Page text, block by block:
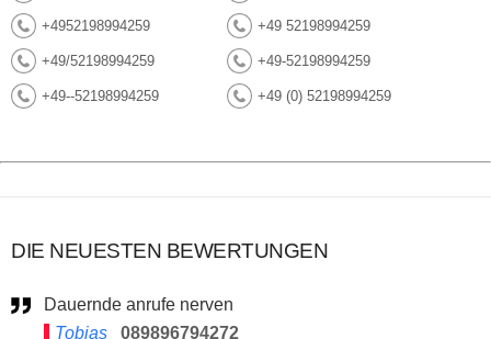
+4952198994259 +49 52198994259
+49/52198994259 +49-52198994259
+49--52198994259 +49 (0) 52198994259
DIE NEUESTEN BEWERTUNGEN
Dauernde anrufe nerven
Tobias
089896794272